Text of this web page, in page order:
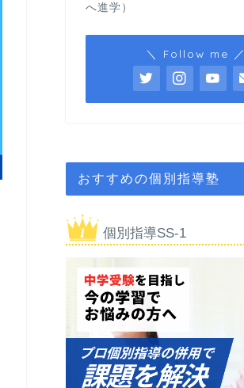
へ進学）
＼ Follow me ／
おすすめの個別指導塾
個別指導SS-1